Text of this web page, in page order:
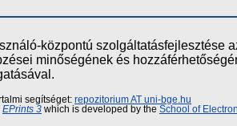
központú szolgáltatásfejlesztése
minőségének és
segítséget: repozitorium AT uni-bge.hu
EPrints 3 which is developed by the School of